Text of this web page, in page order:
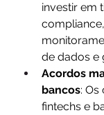
investir em
de dados e
Acordos
bancos:
fintechs e